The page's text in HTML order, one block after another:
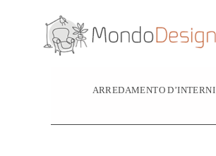
contenuto
ARREDAMENTO D’INTERNI